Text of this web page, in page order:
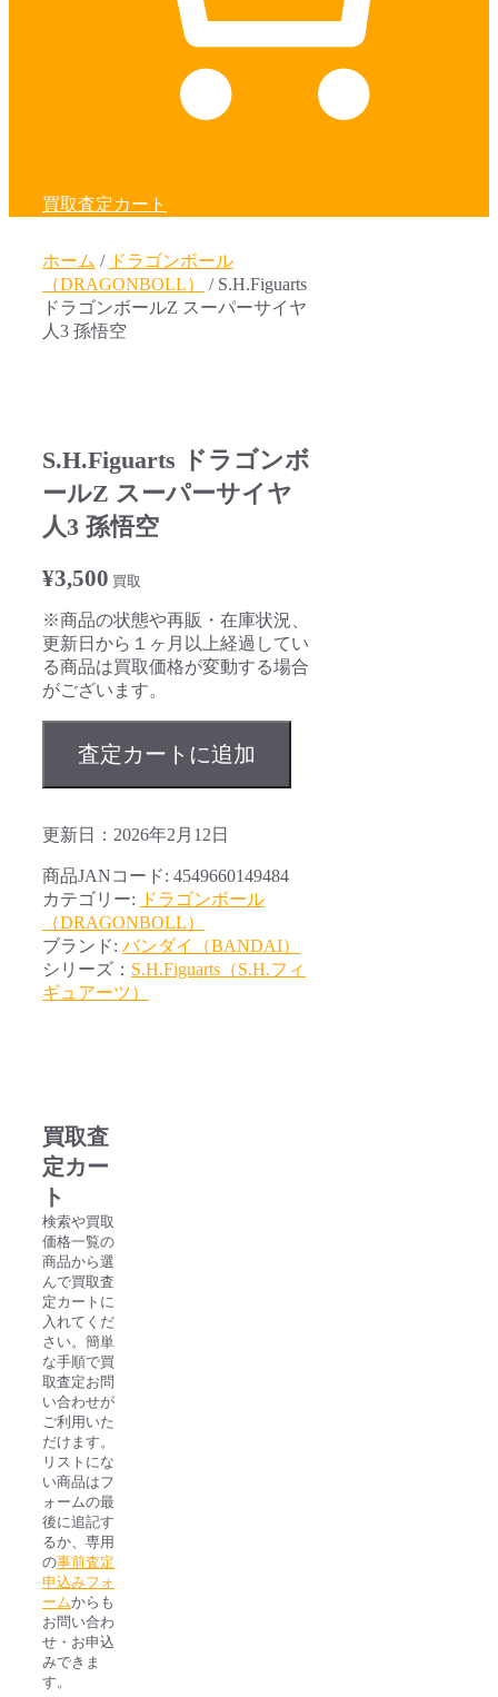
買取査定カート
ホーム / ドラゴンボール
（DRAGONBOLL）
/ S.H.Figuarts
ドラゴンボールZ スーパーサイヤ
人3 孫悟空
S.H.Figuarts ドラゴンボ
ールZ スーパーサイヤ
人3 孫悟空
¥3,500 買取
※商品の状態や再販・在庫状況、
更新日から１ヶ月以上経過してい
る商品は買取価格が変動する場合
がございます。
査定カートに追加
更新日：2026年2月12日
商品JANコード: 4549660149484
カテゴリー: ドラゴンボール
（DRAGONBOLL）
ブランド: バンダイ（BANDAI）
シリーズ： S.H.Figuarts（S.H.フィ
ギュアーツ）
買取査
定カー
ト
検索や買取
価格一覧の
商品から選
んで買取査
定カートに
入れてくだ
さい。簡単
な手順で買
取査定お問
い合わせが
ご利用いた
だけます。
リストにな
い商品はフ
ォームの最
後に追記す
るか、専用
の事前査定
申込みフォ
ームからも
お問い合わ
せ・お申込
みできま
す。